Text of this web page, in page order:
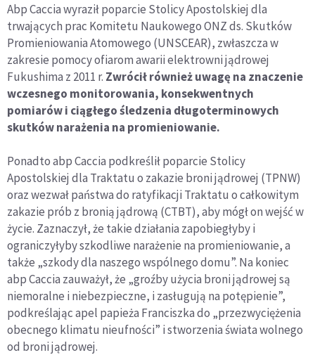
Abp Caccia wyraził poparcie Stolicy Apostolskiej dla
trwających prac Komitetu Naukowego ONZ ds. Skutków
Promieniowania Atomowego (UNSCEAR), zwłaszcza w
zakresie pomocy ofiarom awarii elektrowni jądrowej
Fukushima z 2011 r. Zwrócił również uwagę na znaczenie
wczesnego monitorowania, konsekwentnych
pomiarów i ciągłego śledzenia długoterminowych
skutków narażenia na promieniowanie.
Ponadto abp Caccia podkreślił poparcie Stolicy
Apostolskiej dla Traktatu o zakazie broni jądrowej (TPNW)
oraz wezwał państwa do ratyfikacji Traktatu o całkowitym
zakazie prób z bronią jądrową (CTBT), aby mógł on wejść w
życie. Zaznaczył, że takie działania zapobiegłyby i
ograniczyłyby szkodliwe narażenie na promieniowanie, a
także „szkody dla naszego wspólnego domu”. Na koniec
abp Caccia zauważył, że „groźby użycia broni jądrowej są
niemoralne i niebezpieczne, i zasługują na potępienie”,
podkreślając apel papieża Franciszka do „przezwyciężenia
obecnego klimatu nieufności” i stworzenia świata wolnego
od broni jądrowej.